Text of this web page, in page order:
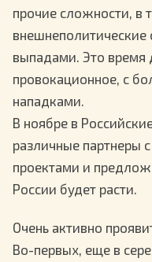
прочие сложности, в
внешнеполитические
выпадами. Это время
провокационное, с
нападками.
В ноябре в
различные партнеры
проектами и
России будет расти.
Очень активно
Во-первых, еще в